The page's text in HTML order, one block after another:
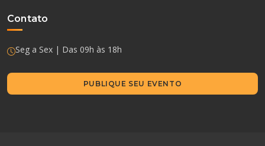
Contato
Seg a Sex | Das 09h às 18h
PUBLIQUE SEU EVENTO